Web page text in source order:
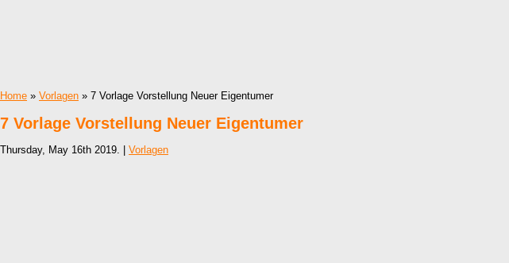
Home » Vorlagen » 7 Vorlage Vorstellung Neuer Eigentumer
7 Vorlage Vorstellung Neuer Eigentumer
Thursday, May 16th 2019. | Vorlagen